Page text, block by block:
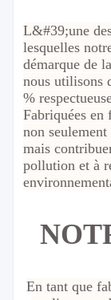
L&#39;une
lesquelles
démarque de
nous utilisons
%
Fabriquées en
non
mais
pollution et à
En tant que